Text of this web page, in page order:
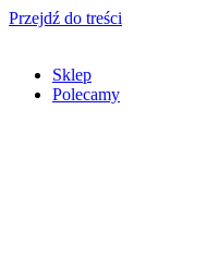
Przejdź do treści
Sklep
Polecamy